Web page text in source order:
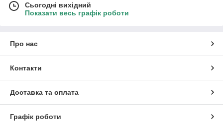
Сьогодні вихідний
Показати весь графік роботи
Про нас
Контакти
Доставка та оплата
Графік роботи